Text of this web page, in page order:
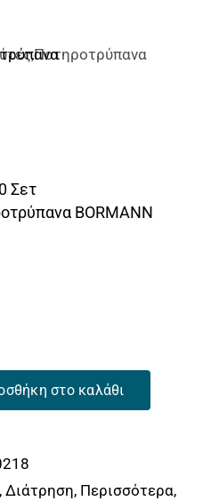
Σετ
BORMANN
στο καλάθι
, Διάτρηση, Περισσότερα,